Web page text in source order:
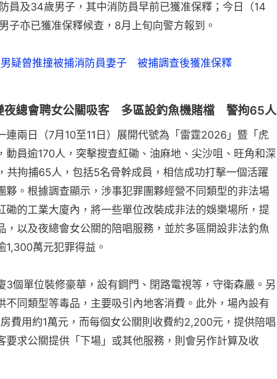
員及34歲男子，其中消防員早前已獲准保釋；今日（14
子亦已獲准保釋候查，8月上旬向警方報到。
疑曾推撞被捕消防員妻子 被捕調查後獲准保釋
夜總會聘女公關吸客 多區設釣魚機賭檔 警拘65人
連兩日（7月10至11日）展開代號為「雷霆2026」暨「虎
動員逾170人，突擊搜查紅磡、油麻地、尖沙咀、旺角和深
共拘捕65人，包括5名骨幹成員，相信成功打擊一個活躍
夥。根據調查顯示，涉事犯罪團夥經營不同類型的非法場
磡的工業大廈內，將一些單位改裝成非法的娛樂場所，提
，以及夜總會女公關的陪唱服務，並於多區開設非法釣魚
1,300萬元犯罪得益。
3個單位裝修豪華，設有鋼門、閉路電視等，守衛森嚴。另
不同類型等毒品，主要吸引內地客消費。此外，場內設有
費用約1萬元，而每個女公關則收費約2,200元，提供陪唱
要求公關提供「下場」或其他服務，則會另作計算及收